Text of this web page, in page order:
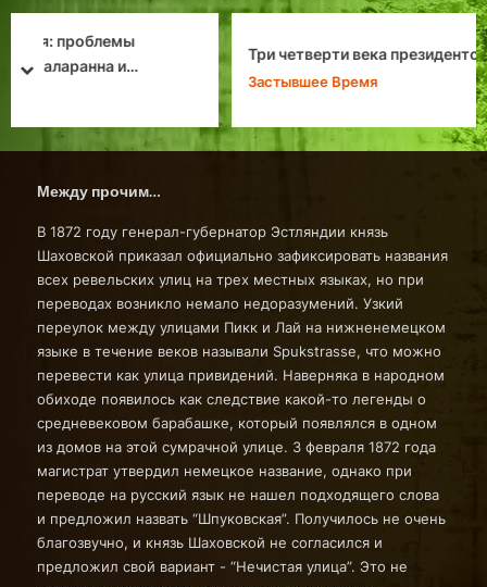
Три четверти века президентской резиденции в Ревеле
prev
next
Между прочим…
В 1872 году генерал-губернатор Эстляндии князь
Шаховской приказал официально зафиксировать названия
всех ревельских улиц на трех местных языках, но при
переводах возникло немало недоразумений. Узкий
переулок между улицами Пикк и Лай на нижненемецком
языке в течение веков называли Spukstrasse, что можно
перевести как улица привидений. Наверняка в народном
обиходе появилось как следствие какой-то легенды о
средневековом барабашке, который появлялся в одном
из домов на этой сумрачной улице. 3 февраля 1872 года
магистрат утвердил немецкое название, однако при
переводе на русский язык не нашел подходящего слова
и предложил назвать “Шпуковская”. Получилось не очень
благозвучно, и князь Шаховской не согласился и
предложил свой вариант - “Нечистая улица”. Это не